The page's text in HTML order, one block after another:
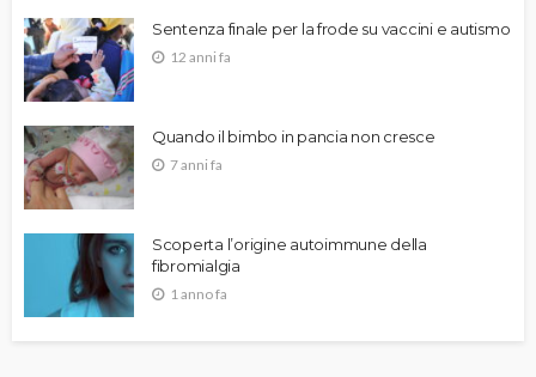
Sentenza finale per la frode su vaccini e autismo
12 anni fa
Quando il bimbo in pancia non cresce
7 anni fa
Scoperta l’origine autoimmune della
fibromialgia
1 anno fa